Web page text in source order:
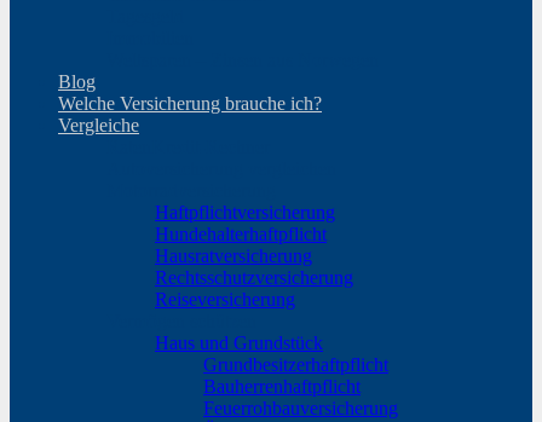
Blog
Welche Versicherung brauche ich?
Vergleiche
Haftpflichtversicherung
Hundehalterhaftpflicht
Hausratversicherung
Rechtsschutzversicherung
Reiseversicherung
Haus und Grundstück
Grundbesitzerhaftpflicht
Bauherrenhaftpflicht
Feuerrohbauversicherung